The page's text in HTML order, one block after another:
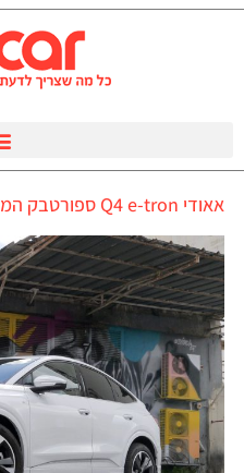
אאודי Q4 e-tron ספורטבק המחודש במבחן דרכים